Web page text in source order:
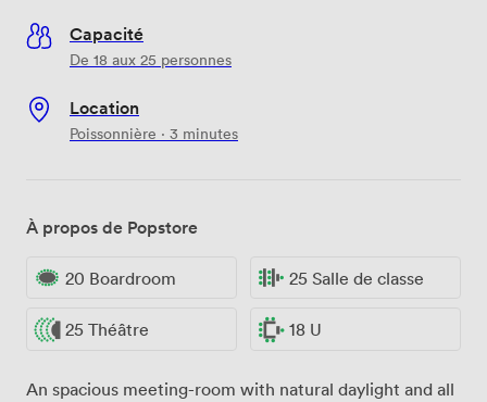
Capacité
De 18 aux 25 personnes
Location
Poissonnière · 3 minutes
À propos de Popstore
20 Boardroom 25 Salle de classe
25 Théâtre 18 U
An spacious meeting-room with natural daylight and all